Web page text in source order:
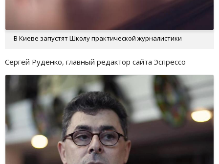
В Киеве запустят Школу практической журналистики
Сергей Руденко, главный редактор сайта Эспрессо